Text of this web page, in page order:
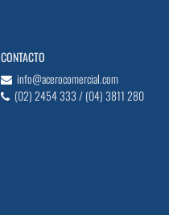
CONTACTO
info@acerocomercial.com
(02) 2454 333 / (04) 3811 280